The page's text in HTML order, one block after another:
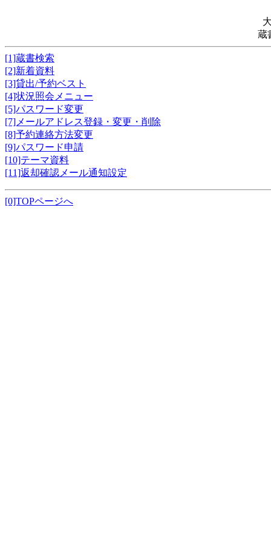
蔵
[1]蔵書検索
[2]新着資料
[3]貸出/予約ベスト
[4]状況照会メニュー
[5]パスワード変更
[7]メールアドレス登録・変更・削除
[8]予約連絡方法変更
[9]パスワード申請
[10]テーマ資料
[11]返却確認メール通知設定
[0]TOPページへ